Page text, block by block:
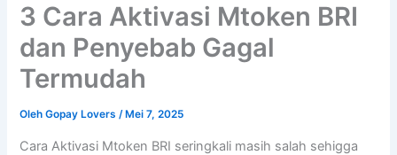
3 Cara Aktivasi Mtoken BRI
dan Penyebab Gagal
Termudah
OlehGopay Lovers/ Mei 7, 2025
Cara Aktivasi Mtoken BRI seringkali masih salah sehigga